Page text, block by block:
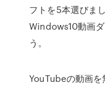
フトを5本選びま
Windows10動画
う。
YouTubeの動画